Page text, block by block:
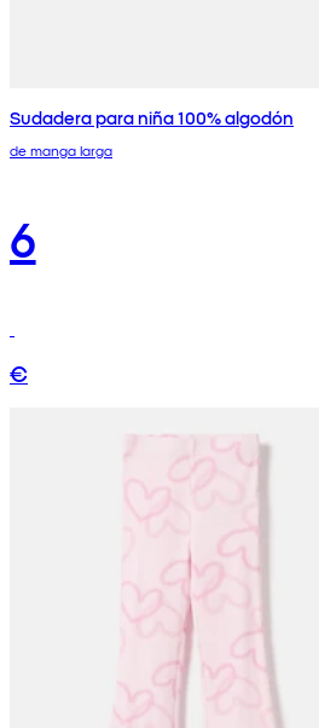
Sudadera para niña 100% algodón
de manga larga
6
€